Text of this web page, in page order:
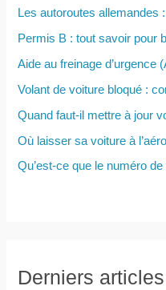
:
Les autoroutes allemandes
Permis B : tout savoir pour
Aide au freinage d’urgence
Volant de voiture bloqué :
Quand faut-il mettre à jour
Où laisser sa voiture à
Qu’est-ce que le numéro
Derniers